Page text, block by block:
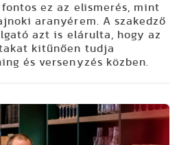
ez az elismerés, mint
aranyérem. A szakedző
azt is elárulta, hogy az
kitűnően tudja
és versenyzés közben.